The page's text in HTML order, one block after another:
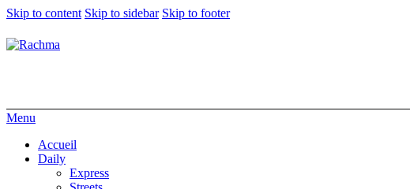
Skip to content Skip to sidebar Skip to footer
Menu
Accueil
Daily
Express